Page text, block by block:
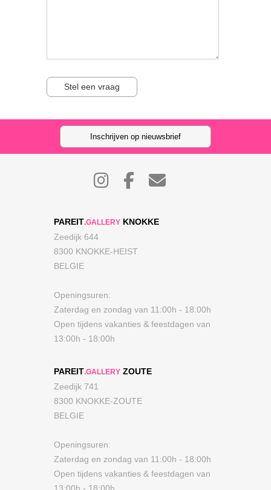
Stel een vraag
Inschrijven op nieuwsbrief
PAREIT.GALLERY KNOKKE
Zeedijk 644
8300 KNOKKE-HEIST
BELGIE
Openingsuren:
Zaterdag en zondag van 11:00h - 18:00h
Open tijdens vakanties & feestdagen van
13:00h - 18:00h
PAREIT.GALLERY ZOUTE
Zeedijk 741
8300 KNOKKE-ZOUTE
BELGIE
Openingsuren:
Zaterdag en zondag van 11:00h - 18:00h
Open tijdens vakanties & feestdagen van